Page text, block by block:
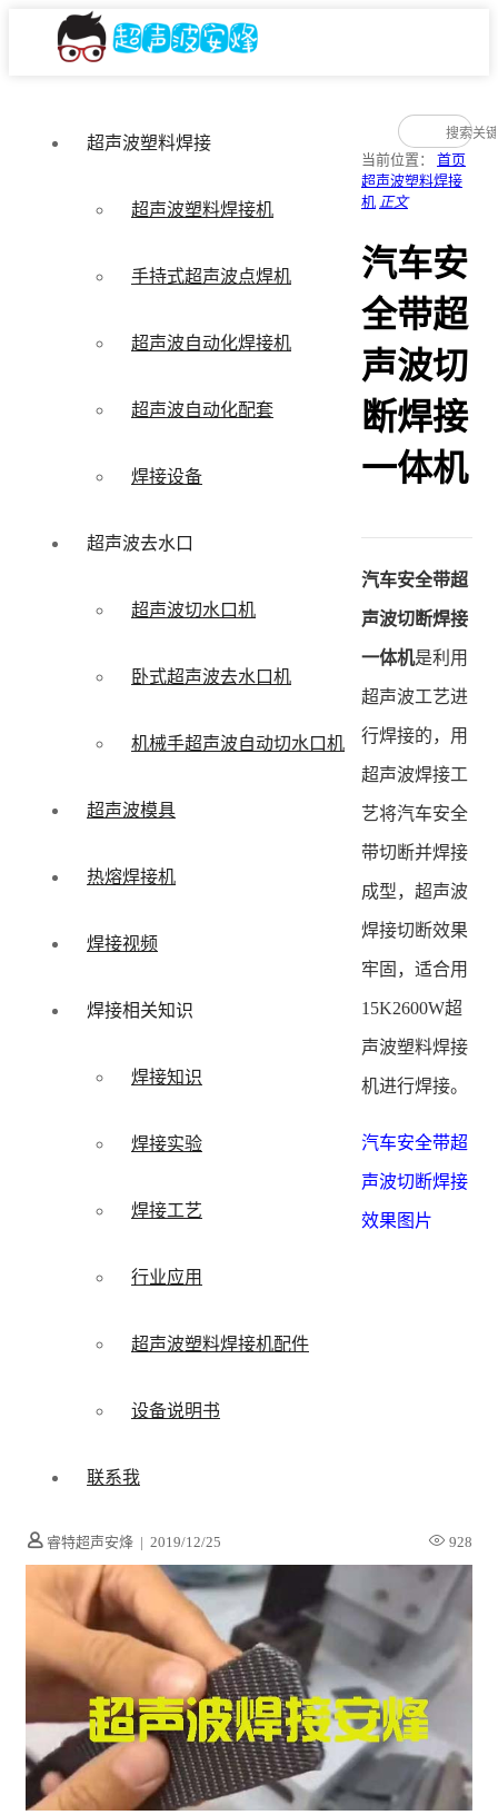
超声波塑料焊接
超声波塑料焊接机
手持式超声波点焊机
超声波自动化焊接机
超声波自动化配套
焊接设备
超声波去水口
超声波切水口机
卧式超声波去水口机
机械手超声波自动切水口机
超声波模具
热熔焊接机
焊接视频
焊接相关知识
焊接知识
焊接实验
焊接工艺
行业应用
超声波塑料焊接机配件
设备说明书
联系我
当前位置： 首页
超声波塑料焊接
机 正文
汽车安
全带超
声波切
断焊接
一体机
睿特超声安烽 | 2019/12/25 928
汽车安全带超
声波切断焊接
一体机是利用
超声波工艺进
行焊接的，用
超声波焊接工
艺将汽车安全
带切断并焊接
成型，超声波
焊接切断效果
牢固，适合用
15K2600W超
声波塑料焊接
机进行焊接。
汽车安全带超
声波切断焊接
效果图片